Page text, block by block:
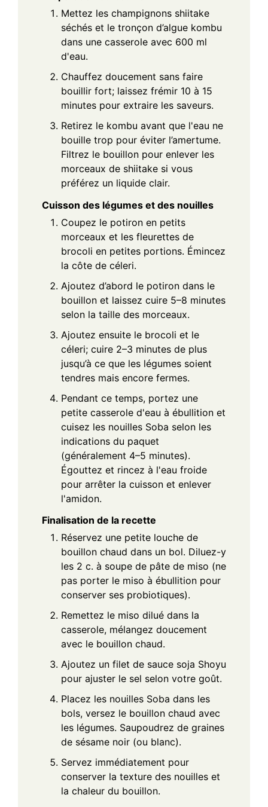
Mettez les champignons shiitake
séchés et le tronçon d’algue kombu
dans une casserole avec 600 ml
d'eau.
Chauffez doucement sans faire
bouillir fort; laissez frémir 10 à 15
minutes pour extraire les saveurs.
Retirez le kombu avant que l'eau ne
bouille trop pour éviter l’amertume.
Filtrez le bouillon pour enlever les
morceaux de shiitake si vous
préférez un liquide clair.
Cuisson des légumes et des nouilles
Coupez le potiron en petits
morceaux et les fleurettes de
brocoli en petites portions. Émincez
la côte de céleri.
Ajoutez d’abord le potiron dans le
bouillon et laissez cuire 5–8 minutes
selon la taille des morceaux.
Ajoutez ensuite le brocoli et le
céleri; cuire 2–3 minutes de plus
jusqu’à ce que les légumes soient
tendres mais encore fermes.
Pendant ce temps, portez une
petite casserole d'eau à ébullition et
cuisez les nouilles Soba selon les
indications du paquet
(généralement 4–5 minutes).
Égouttez et rincez à l'eau froide
pour arrêter la cuisson et enlever
l'amidon.
Finalisation de la recette
Réservez une petite louche de
bouillon chaud dans un bol. Diluez-y
les 2 c. à soupe de pâte de miso (ne
pas porter le miso à ébullition pour
conserver ses probiotiques).
Remettez le miso dilué dans la
casserole, mélangez doucement
avec le bouillon chaud.
Ajoutez un filet de sauce soja Shoyu
pour ajuster le sel selon votre goût.
Placez les nouilles Soba dans les
bols, versez le bouillon chaud avec
les légumes. Saupoudrez de graines
de sésame noir (ou blanc).
Servez immédiatement pour
conserver la texture des nouilles et
la chaleur du bouillon.